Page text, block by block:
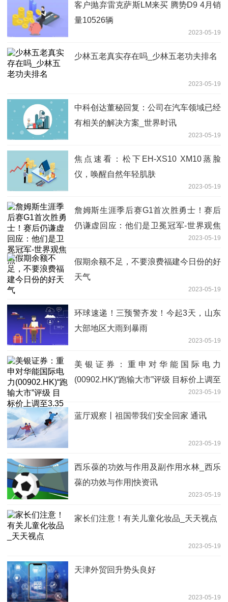
客户抛弃雷克萨斯LM来买 腾势D9 4月销
量10526辆
2023-05-19
少林五老真实存在吗_少林五老功夫排名
2023-05-19
中科创达董秘回复：公司在汽车领域已经
有相关的解决方案_世界时讯
2023-05-19
焦点速看：松下EH-XS10 XM10蒸脸
仪，唤醒自然年轻肌肤
2023-05-19
詹姆斯生涯季后赛G1首次胜勇士！赛后
仍谦虚回应：他们是卫冕冠军-世界观焦
2023-05-19
假期余额不足，不要浪费福建今日份的好
天气
2023-05-19
环球速递！三预警齐发！今起3天，山东
大部地区大雨到暴雨
2023-05-19
美银证券：重申对华能国际电力
(00902.HK)“跑输大市”评级 目标价上调至
2023-05-19
蓝厅观察丨祖国带我们安全回家 通讯
2023-05-19
西乐葆的功效与作用及副作用水林_西乐
葆的功效与作用|快资讯
2023-05-19
家长们注意！有关儿童化妆品_天天视点
2023-05-19
天津外贸回升势头良好
2023-05-19